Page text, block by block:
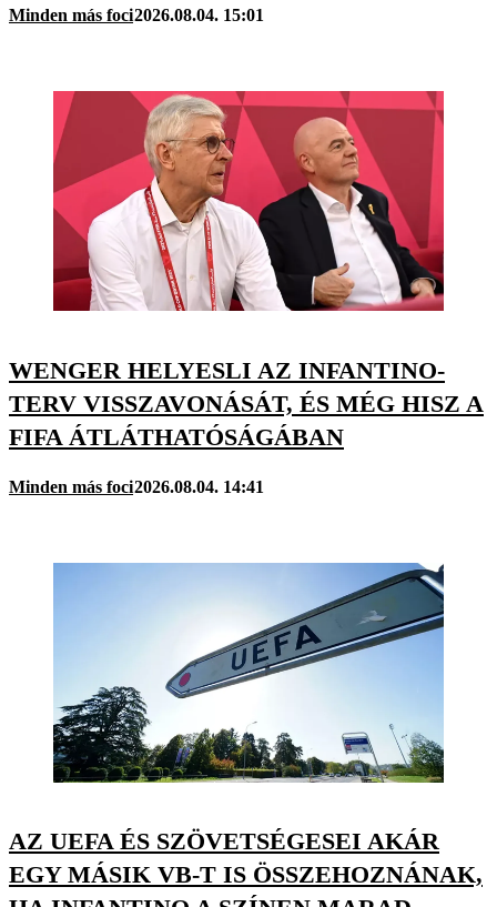
Minden más foci2026.08.04. 15:01
WENGER HELYESLI AZ INFANTINO-
TERV VISSZAVONÁSÁT, ÉS MÉG HISZ A
FIFA ÁTLÁTHATÓSÁGÁBAN
Minden más foci2026.08.04. 14:41
AZ UEFA ÉS SZÖVETSÉGESEI AKÁR
EGY MÁSIK VB-T IS ÖSSZEHOZNÁNAK,